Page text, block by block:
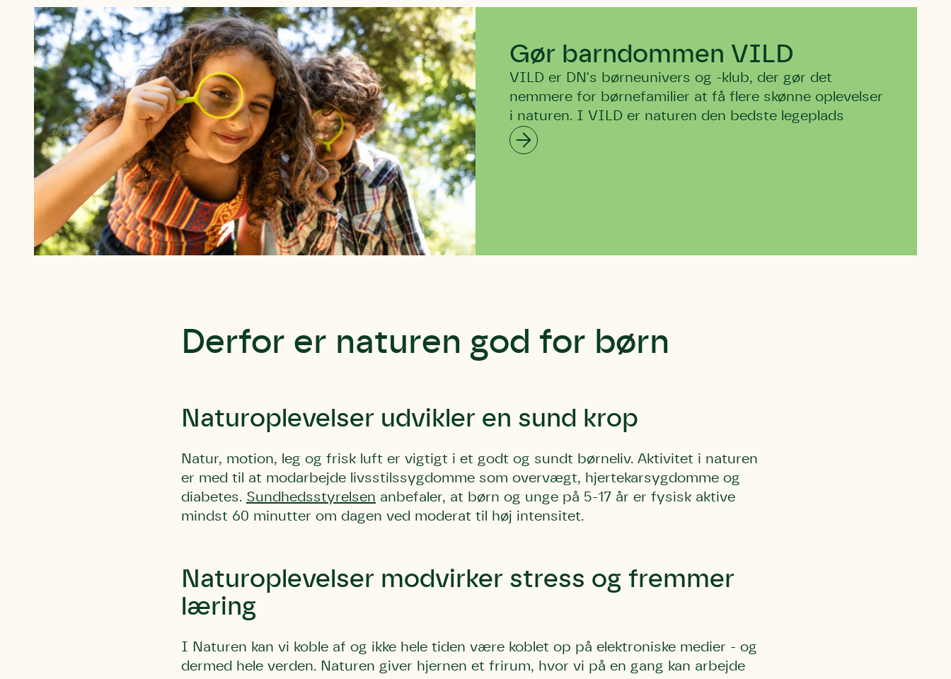
Gør barndommen VILD
VILD er DN's børneunivers og -klub, der gør det
nemmere for børnefamilier at få flere skønne oplevelser
i naturen. I VILD er naturen den bedste legeplads
Derfor er naturen god for børn
Naturoplevelser udvikler en sund krop
Natur, motion, leg og frisk luft er vigtigt i et godt og sundt børneliv. Aktivitet i naturen
er med til at modarbejde livsstilssygdomme som overvægt, hjertekarsygdomme og
diabetes. Sundhedsstyrelsen anbefaler, at børn og unge på 5-17 år er fysisk aktive
mindst 60 minutter om dagen ved moderat til høj intensitet.
Naturoplevelser modvirker stress og fremmer
læring
I Naturen kan vi koble af og ikke hele tiden være koblet op på elektroniske medier - og
dermed hele verden. Naturen giver hjernen et frirum, hvor vi på en gang kan arbejde
Du skriver under på
Linie 1
Linie 2
Skriv under (hjørring)
Fornavn
Telefon
Du skriver under på
Første punkt
der nok er den mest kendte
af de danske humlebiarter.
Den store humlebi – eller
kalder den.
Andet punkt
Sund Limfjord
Fornavn
Efternavn
Du skriver under på
Storken tilbage til Kolding
Storken tilbage til Kolding
Fornavn
Telefon